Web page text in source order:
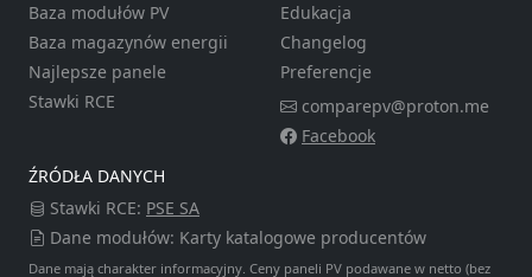
Baza modułów PV
Baza magazynów energii
Najlepsze panele
Stawki RCE
Edukacja
Changelog
Preferencje
comparepv@proton.me
Facebook
ŹRÓDŁA DANYCH
Stawki RCE: PSE SA
Dane modułów: Karty katalogowe producentów
Dane mają charakter informacyjny. Ceny paneli PV podawane w netto (bez